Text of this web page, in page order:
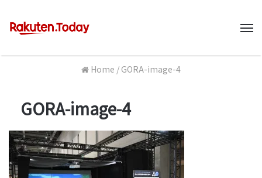
Home / GORA-image-4
GORA-image-4